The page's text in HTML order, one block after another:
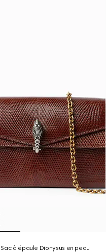
Sac à épaule Dionysus en peau